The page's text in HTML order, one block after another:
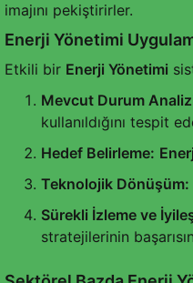
imajını pekiştirirler.
Enerji Yönetimi
Etkili bir Enerji Yönetimi
Mevcut Durum
kullanıldığını tespit
Hedef Belirleme:
Teknolojik Dönüşüm:
Sürekli İzleme ve
stratejilerinin